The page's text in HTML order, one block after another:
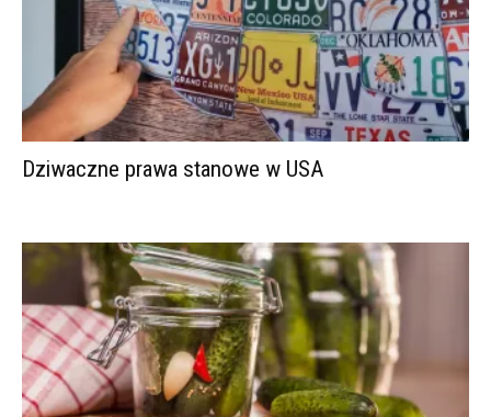
Dziwaczne prawa stanowe w USA